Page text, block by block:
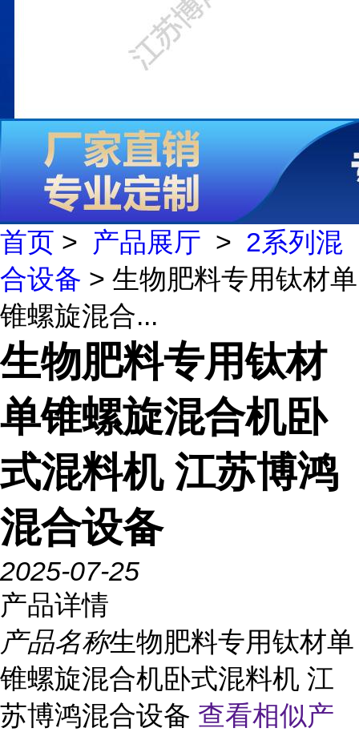
首页 > 产品展厅 > 2系列混
合设备 > 生物肥料专用钛材单
锥螺旋混合...
生物肥料专用钛材
单锥螺旋混合机卧
式混料机 江苏博鸿
混合设备
2025-07-25
产品详情
产品名称生物肥料专用钛材单
锥螺旋混合机卧式混料机 江
苏博鸿混合设备 查看相似产